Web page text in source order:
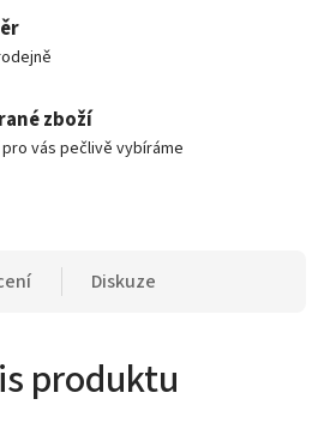
zboží
vás pečlivě vybíráme
Diskuze
produktu